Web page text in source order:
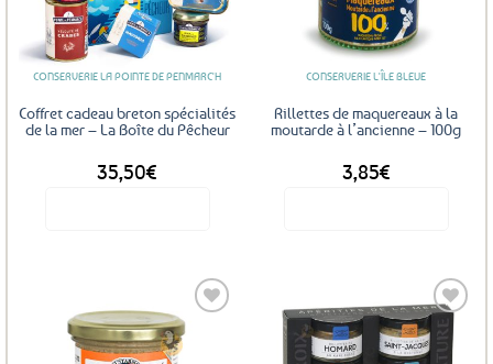
aux
favoris
CONSERVERIE LA POINTE DE PENMARC'H
Coffret cadeau breton spécialités
de la mer – La Boîte du Pêcheur
35,50€
CONSERVERIE L'ÎLE BLEUE
Rillettes de maquereaux à la
moutarde à l’ancienne – 100g
3,85€